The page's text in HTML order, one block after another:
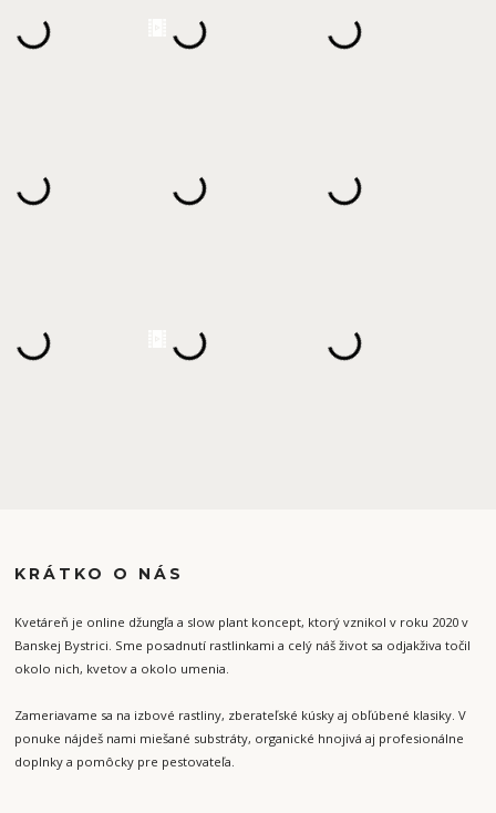
KRÁTKO O NÁS
Kvetáreň je online džungľa a slow plant koncept, ktorý vznikol v roku 2020 v
Banskej Bystrici. Sme posadnutí rastlinkami a celý náš život sa odjakživa točil
okolo nich, kvetov a okolo umenia.
Zameriavame sa na izbové rastliny, zberateľské kúsky aj obľúbené klasiky. V
ponuke nájdeš nami miešané substráty, organické hnojivá aj profesionálne
doplnky a pomôcky pre pestovateľa.